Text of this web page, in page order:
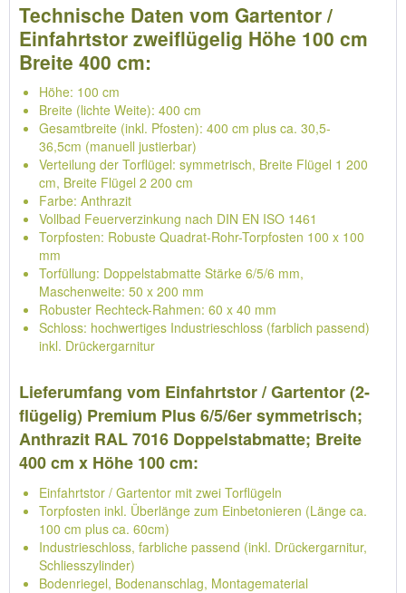
Technische Daten vom Gartentor /
Einfahrtstor zweiflügelig Höhe 100 cm
Breite 400 cm:
Höhe: 100 cm
Breite (lichte Weite): 400 cm
Gesamtbreite (inkl. Pfosten): 400 cm plus ca. 30,5-
36,5cm (manuell justierbar)
Verteilung der Torflügel: symmetrisch, Breite Flügel 1 200
cm, Breite Flügel 2 200 cm
Farbe: Anthrazit
Vollbad Feuerverzinkung nach DIN EN ISO 1461
Torpfosten: Robuste Quadrat-Rohr-Torpfosten 100 x 100
mm
Torfüllung: Doppelstabmatte Stärke 6/5/6 mm,
Maschenweite: 50 x 200 mm
Robuster Rechteck-Rahmen: 60 x 40 mm
Schloss: hochwertiges Industrieschloss (farblich passend)
inkl. Drückergarnitur
Lieferumfang vom Einfahrtstor / Gartentor (2-
flügelig) Premium Plus 6/5/6er symmetrisch;
Anthrazit RAL 7016 Doppelstabmatte; Breite
400 cm x Höhe 100 cm:
Einfahrtstor / Gartentor mit zwei Torflügeln
Torpfosten inkl. Überlänge zum Einbetonieren (Länge ca.
100 cm plus ca. 60cm)
Industrieschloss, farbliche passend (inkl. Drückergarnitur,
Schliesszylinder)
Bodenriegel, Bodenanschlag, Montagematerial